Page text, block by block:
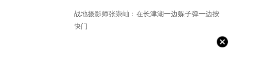
战地摄影师张崇岫：在长津湖一边躲子弹一边按
快门